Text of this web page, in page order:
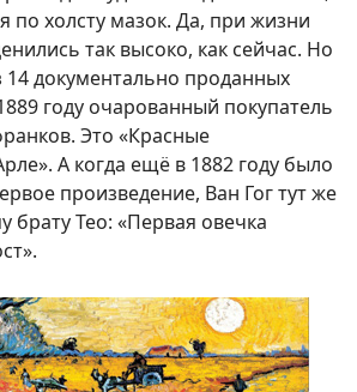
по холсту мазок. Да, при жизни
так высоко, как сейчас. Но
14 документально проданных
году очарованный покупатель
Это «Красные
А когда ещё в 1882 году было
произведение, Ван Гог тут же
брату Тео: «Первая овечка